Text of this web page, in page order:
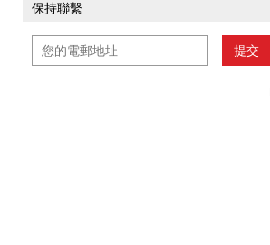
保持聯繫
提交